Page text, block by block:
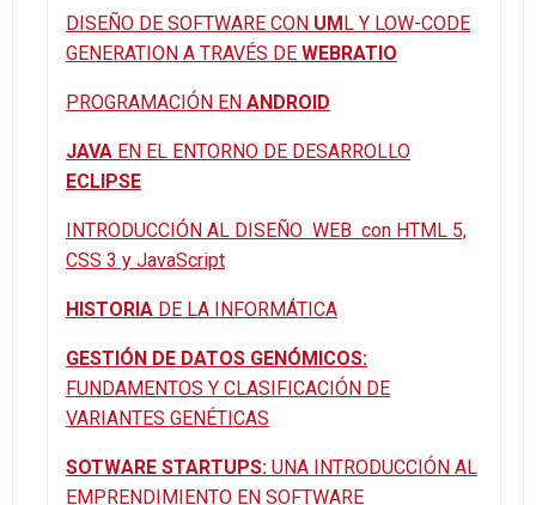
DISEÑO DE SOFTWARE CON UML Y LOW-CODE
GENERATION A TRAVÉS DE WEBRATIO
PROGRAMACIÓN EN ANDROID
JAVA EN EL ENTORNO DE DESARROLLO
ECLIPSE
INTRODUCCIÓN AL DISEÑO WEB con HTML 5,
CSS 3 y JavaScript
HISTORIA DE LA INFORMÁTICA
GESTIÓN DE DATOS GENÓMICOS:
FUNDAMENTOS Y CLASIFICACIÓN DE
VARIANTES GENÉTICAS
SOTWARE STARTUPS: UNA INTRODUCCIÓN AL
EMPRENDIMIENTO EN SOFTWARE